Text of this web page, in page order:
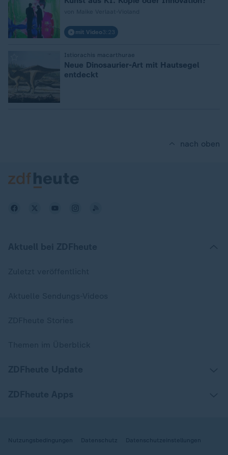
mit Video3:23
Istiorachis macarthurae
Neue Dinosaurier-Art mit Hautsegel
entdeckt
nach oben
Nutzungsbedingungen Datenschutz Datenschutzeinstellungen